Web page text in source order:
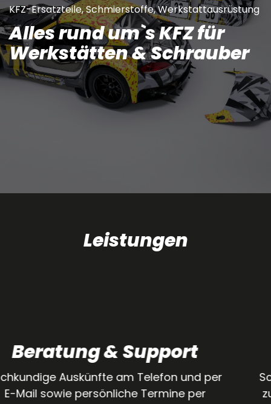
KFZ-Ersatzteile, Schmierstoffe, Werkstattausrüstung
Alles rund um`s KFZ für
Werkstätten & Schrauber
Leistungen
Logistik
Schnelle, flexible und zuverlässige Lieferung
zu dir nach Hause oder in deine Werkstatt.